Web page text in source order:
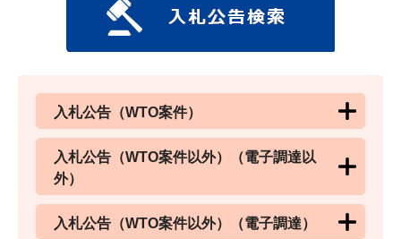
入札公告（WTO案件）
入札公告（WTO案件以外）（電子調達以
外）
入札公告（WTO案件以外）（電子調達）